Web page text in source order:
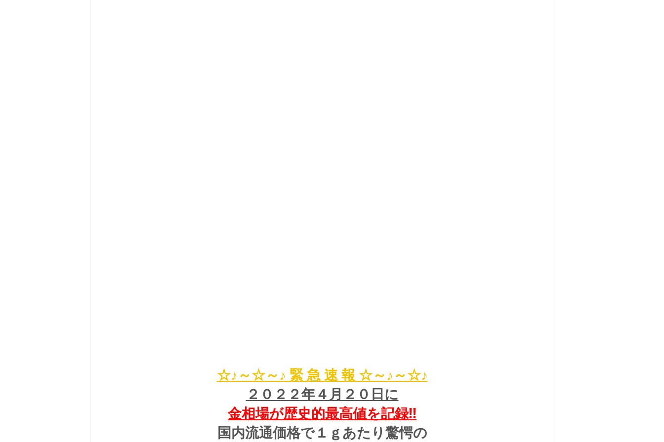
☆♪～☆～♪ 緊 急 速 報 ☆～♪～☆♪
２０２２年４月２０日に
金相場が歴史的最高値を記録!!
国内流通価格で１ｇあたり驚愕の